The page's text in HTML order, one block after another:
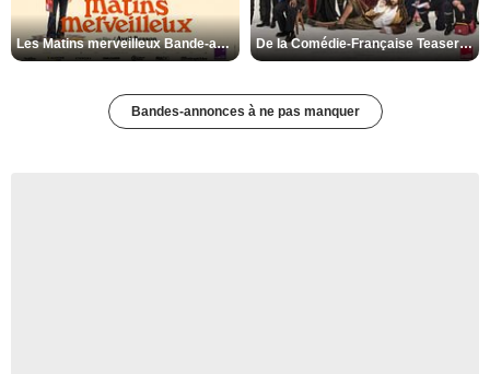
Les Matins merveilleux Bande-annonce VF De la Comédie-Française Teaser VF
Bandes-annonces à ne pas manquer